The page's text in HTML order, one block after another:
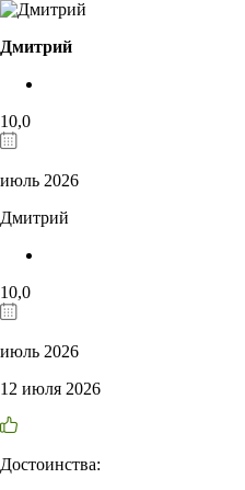
Дмитрий
10,0
июль 2026
Дмитрий
10,0
июль 2026
12 июля 2026
Достоинства: